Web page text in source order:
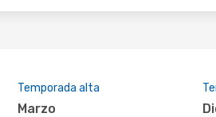
Temporada alta
marzo